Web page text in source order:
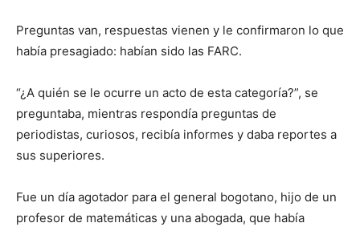
Preguntas van, respuestas vienen y le confirmaron lo que
había presagiado: habían sido las FARC.
“¿A quién se le ocurre un acto de esta categoría?”, se
preguntaba, mientras respondía preguntas de
periodistas, curiosos, recibía informes y daba reportes a
sus superiores.
Fue un día agotador para el general bogotano, hijo de un
profesor de matemáticas y una abogada, que había